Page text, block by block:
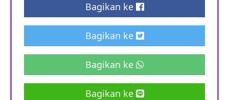
Bagikan ke
Bagikan ke
Bagikan ke
Bagikan ke